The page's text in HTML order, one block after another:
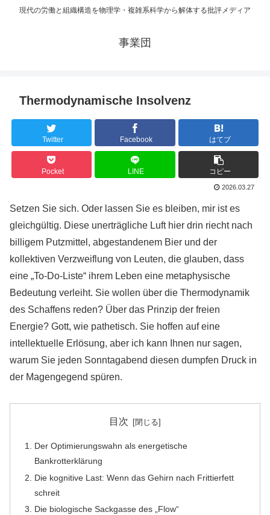
現代の労働と組織構造を物理学・複雑系科学から解体する批評メディア
事業団
Thermodynamische Insolvenz
Twitter Facebook はてブ
Pocket LINE コピー
2026.03.27
Setzen Sie sich. Oder lassen Sie es bleiben, mir ist es
gleichgültig. Diese unerträgliche Luft hier drin riecht nach
billigem Putzmittel, abgestandenem Bier und der
kollektiven Verzweiflung von Leuten, die glauben, dass
eine „To-Do-Liste“ ihrem Leben eine metaphysische
Bedeutung verleiht. Sie wollen über die Thermodynamik
des Schaffens reden? Über das Prinzip der freien
Energie? Gott, wie pathetisch. Sie hoffen auf eine
intellektuelle Erlösung, aber ich kann Ihnen nur sagen,
warum Sie jeden Sonntagabend diesen dumpfen Druck in
der Magengegend spüren.
目次
Der Optimierungswahn als energetische
Bankrotterklärung
Die kognitive Last: Wenn das Gehirn nach Frittierfett
schreit
Die biologische Sackgasse des „Flow“